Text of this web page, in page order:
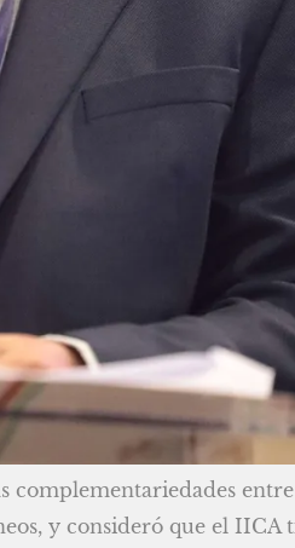
entre
y consideró que el IICA